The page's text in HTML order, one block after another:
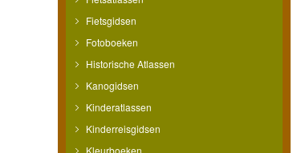
Fietsgidsen
Fotoboeken
Historische Atlassen
Kanogidsen
Kinderatlassen
Kinderreisgidsen
Kleurboeken